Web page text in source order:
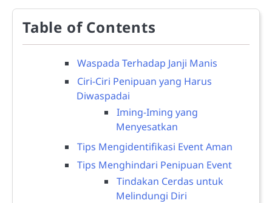
Table of Contents
Waspada Terhadap Janji Manis
Ciri-Ciri Penipuan yang Harus
Diwaspadai
Iming-Iming yang
Menyesatkan
Tips Mengidentifikasi Event Aman
Tips Menghindari Penipuan Event
Tindakan Cerdas untuk
Melindungi Diri